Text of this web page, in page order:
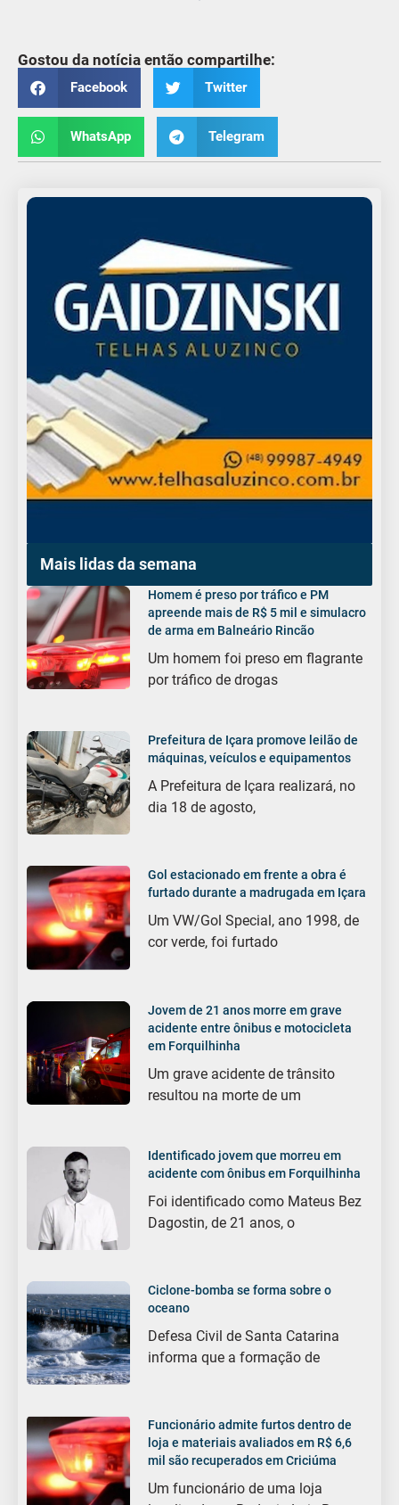
Gostou da notícia então compartilhe:
Facebook Twitter
WhatsApp Telegram
Mais lidas da semana
Homem é preso por tráfico e PM
apreende mais de R$ 5 mil e simulacro
de arma em Balneário Rincão
Um homem foi preso em flagrante
por tráfico de drogas
Prefeitura de Içara promove leilão de
máquinas, veículos e equipamentos
A Prefeitura de Içara realizará, no
dia 18 de agosto,
Gol estacionado em frente a obra é
furtado durante a madrugada em Içara
Um VW/Gol Special, ano 1998, de
cor verde, foi furtado
Jovem de 21 anos morre em grave
acidente entre ônibus e motocicleta
em Forquilhinha
Um grave acidente de trânsito
resultou na morte de um
Identificado jovem que morreu em
acidente com ônibus em Forquilhinha
Foi identificado como Mateus Bez
Dagostin, de 21 anos, o
Ciclone-bomba se forma sobre o
oceano
Defesa Civil de Santa Catarina
informa que a formação de
Funcionário admite furtos dentro de
loja e materiais avaliados em R$ 6,6
mil são recuperados em Criciúma
Um funcionário de uma loja